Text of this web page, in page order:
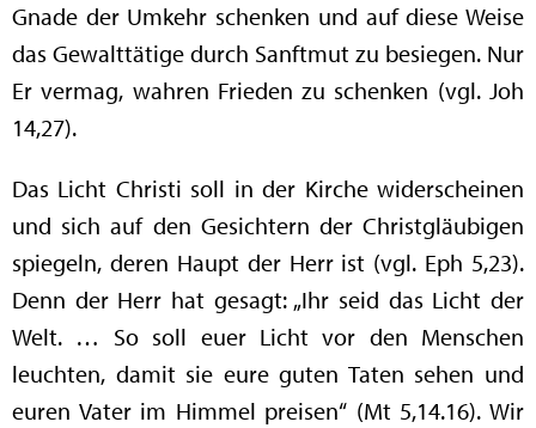
Gnade der Umkehr schenken und auf diese Weise
das Gewalttätige durch Sanftmut zu besiegen. Nur
Er vermag, wahren Frieden zu schenken (vgl. Joh
14,27).
Das Licht Christi soll in der Kirche widerscheinen
und sich auf den Gesichtern der Christgläubigen
spiegeln, deren Haupt der Herr ist (vgl. Eph 5,23).
Denn der Herr hat gesagt: „Ihr seid das Licht der
Welt. … So soll euer Licht vor den Menschen
leuchten, damit sie eure guten Taten sehen und
euren Vater im Himmel preisen“ (Mt 5,14.16). Wir